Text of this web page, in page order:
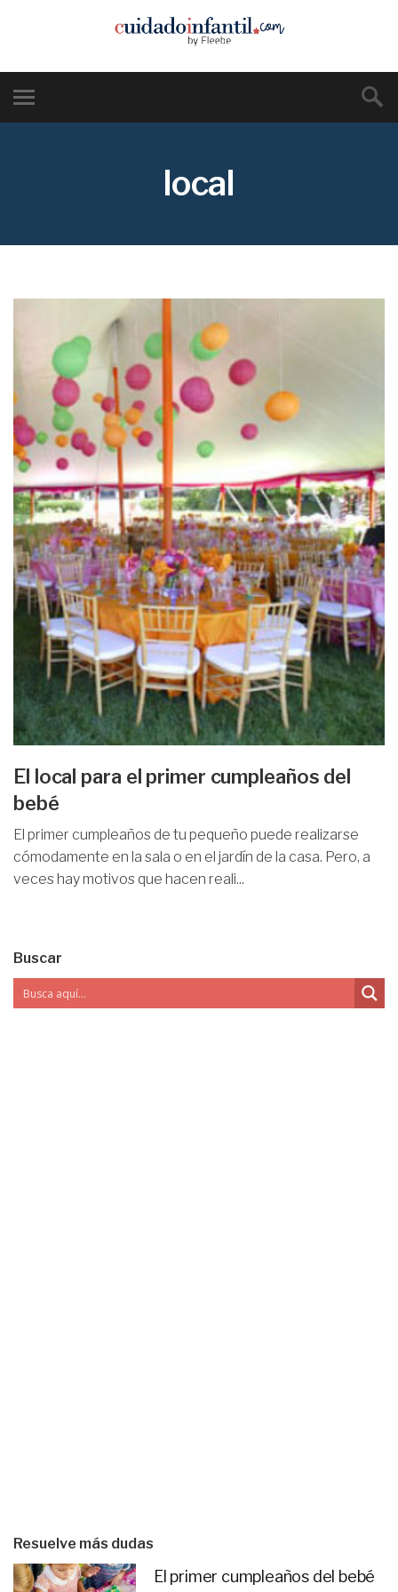
local
El local para el primer cumpleaños del
bebé
El primer cumpleaños de tu pequeño puede realizarse
cómodamente en la sala o en el jardín de la casa. Pero, a
veces hay motivos que hacen reali...
Buscar
Resuelve más dudas
El primer cumpleaños del bebé